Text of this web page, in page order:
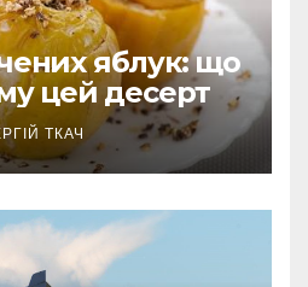
яблук: що
цей десерт
ТКАЧ